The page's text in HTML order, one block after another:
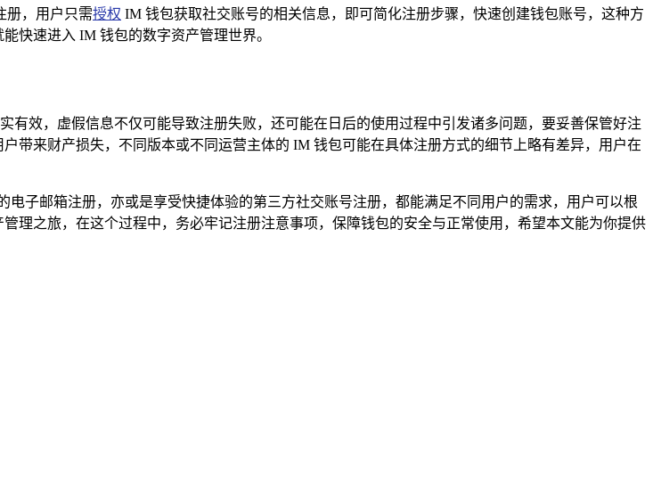
册，用户只需授权 IM 钱包获取社交账号的相关信息，即可简化注册步骤，快速创建钱包账号，这种方
快速进入 IM 钱包的数字资产管理世界。
效，虚假信息不仅可能导致注册失败，还可能在日后的使用过程中引发诸多问题，要妥善保管好注
带来财产损失，不同版本或不同运营主体的 IM 钱包可能在具体注册方式的细节上略有差异，用户在
子邮箱注册，亦或是享受快捷体验的第三方社交账号注册，都能满足不同用户的需求，用户可以根
理之旅，在这个过程中，务必牢记注册注意事项，保障钱包的安全与正常使用，希望本文能为你提供